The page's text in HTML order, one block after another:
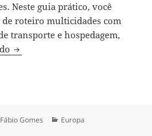
Neste guia prático, você
de roteiro multicidades com
transporte e hospedagem,
Roteiro de 15 dias na Europa:
Autor
Fábio Gomes Categorias
Europa
de 15 dias na Europa: custos e